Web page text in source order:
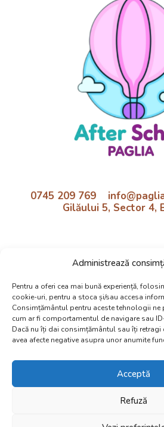
Administrează
Pentru a oferi cea mai bună experiență,
cookie-uri, pentru a stoca și/sau accesa
Consimțământul pentru aceste tehnologii ne
cum ar fi comportamentul de navigare sau
Dacă nu îți dai consimțământul sau îți
avea afecte negative asupra unor anumite
Acceptă
Refuză
0745 209 769
Gilăului 5, Sector 4,
Luni - Vineri | 11:30 -
Politica cookie si
Dezibel Media© 2025